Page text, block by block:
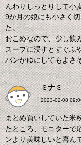
んわりしっとりして小
9か月の娘にも小さく
た。
おこめなので、少し飲
スープに浸すとすぐふ
パンがゆにしてもよさ
ミナミ
2023-02-08
まとめ買いしていた米
たところ、モニターで
ンより美味しいと喜ん